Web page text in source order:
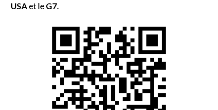
USAet leG7.